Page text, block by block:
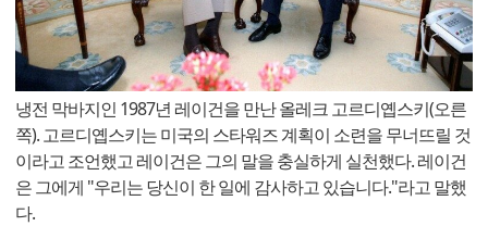
냉전 막바지인 1987년 레이건을 만난 올레크 고르디옙스키(오른
쪽). 고르디옙스키는 미국의 스타워즈 계획이 소련을 무너뜨릴 것
이라고 조언했고 레이건은 그의 말을 충실하게 실천했다. 레이건
은 그에게 "우리는 당신이 한 일에 감사하고 있습니다."라고 말했
다.